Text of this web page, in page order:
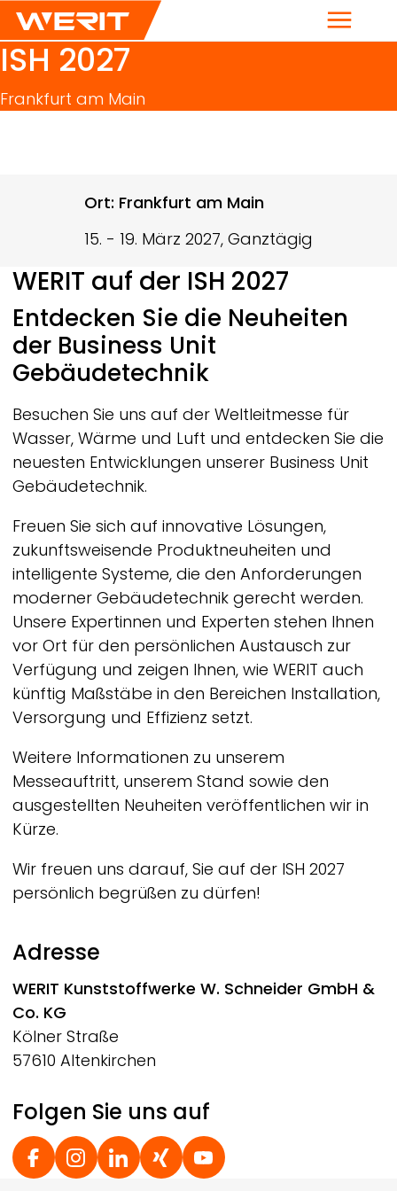
Menü
ISH 2027
Frankfurt am Main
WERIT auf der ISH 2027
Entdecken Sie die Neuheiten
der Business Unit
Gebäudetechnik
Besuchen Sie uns auf der Weltleitmesse für
Wasser, Wärme und Luft und entdecken Sie die
neuesten Entwicklungen unserer Business Unit
Gebäudetechnik.
Freuen Sie sich auf innovative Lösungen,
zukunftsweisende Produktneuheiten und
intelligente Systeme, die den Anforderungen
moderner Gebäudetechnik gerecht werden.
Unsere Expertinnen und Experten stehen Ihnen
vor Ort für den persönlichen Austausch zur
Verfügung und zeigen Ihnen, wie WERIT auch
künftig Maßstäbe in den Bereichen Installation,
Versorgung und Effizienz setzt.
Weitere Informationen zu unserem
Messeauftritt, unserem Stand sowie den
ausgestellten Neuheiten veröffentlichen wir in
Kürze.
Wir freuen uns darauf, Sie auf der ISH 2027
persönlich begrüßen zu dürfen!
Ort: Frankfurt am Main
15. - 19. März 2027, Ganztägig
Adresse
WERIT Kunststoffwerke W. Schneider GmbH &
Co. KG
Kölner Straße
57610 Altenkirchen
Folgen Sie uns auf
Social Footer